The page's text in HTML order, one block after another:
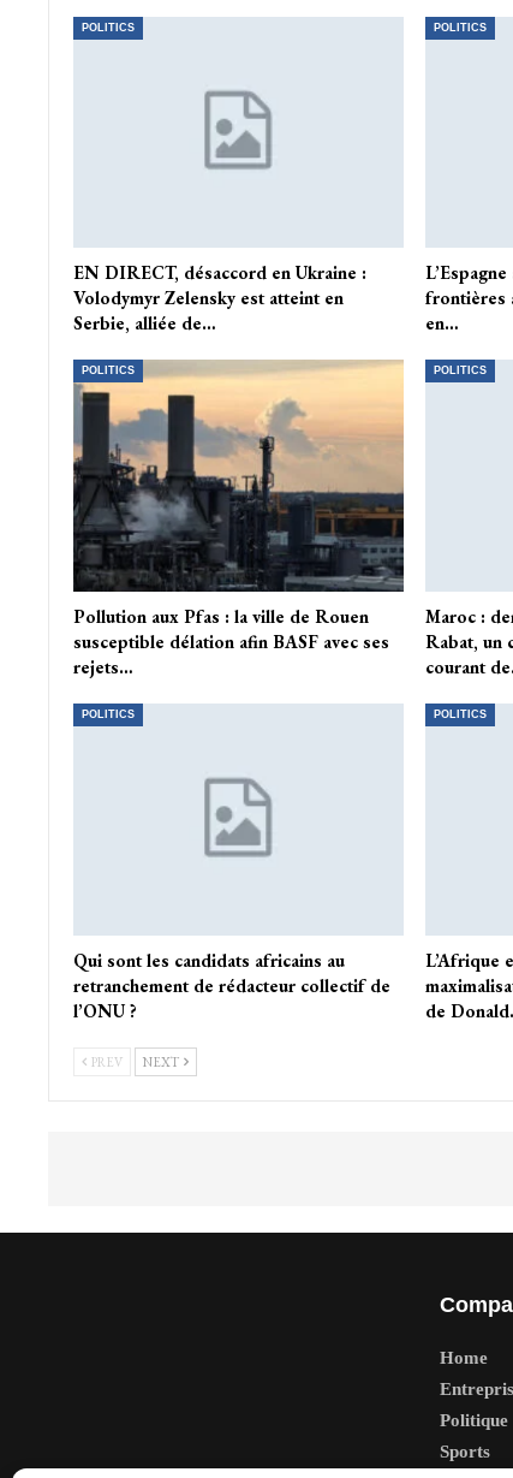
POLITICS
EN DIRECT, désaccord en Ukraine :
Volodymyr Zelensky est atteint en
Serbie, alliée de…
POLITICS
frontières
en…
POLITICS
Pollution aux Pfas : la ville de Rouen
susceptible délation afin BASF avec ses
rejets…
POLITICS
Maroc :
Rabat, un
courant
POLITICS
Qui sont les candidats africains au
retranchement de rédacteur collectif de
l’ONU ?
POLITICS
L’Afrique
de
PREV NEXT
Home
Politique
Sports